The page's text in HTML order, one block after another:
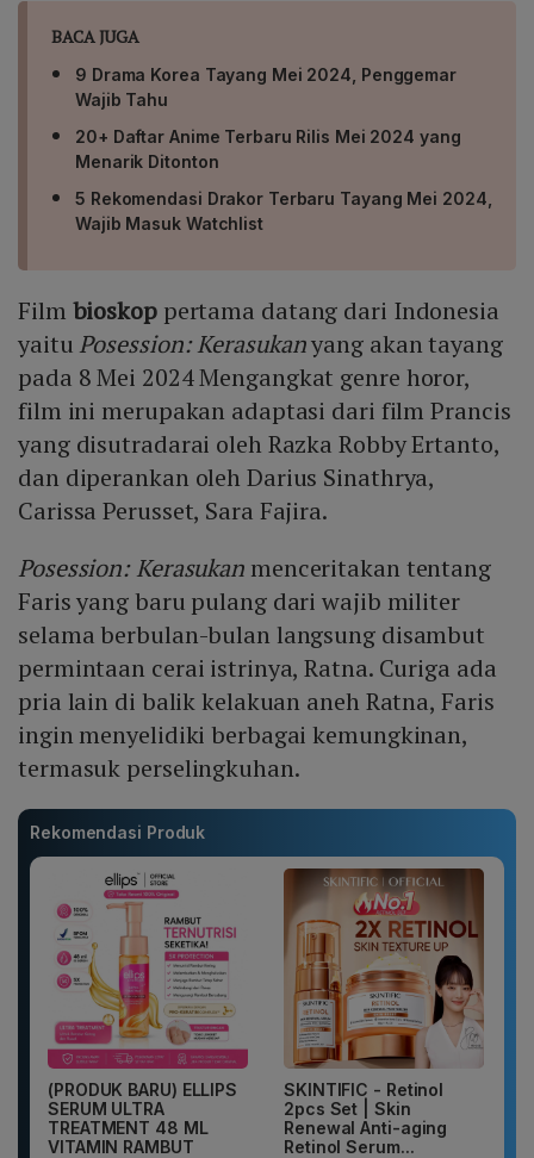
BACA JUGA
9 Drama Korea Tayang Mei 2024, Penggemar
Wajib Tahu
20+ Daftar Anime Terbaru Rilis Mei 2024 yang
Menarik Ditonton
5 Rekomendasi Drakor Terbaru Tayang Mei 2024,
Wajib Masuk Watchlist
Film bioskoppertama datang dari Indonesia
yaitu Posession: Kerasukanyang akan tayang
pada 8 Mei 2024 Mengangkat genre horor,
film ini merupakan adaptasi dari film Prancis
yang disutradarai oleh Razka Robby Ertanto,
dan diperankan oleh Darius Sinathrya,
Carissa Perusset, Sara Fajira.
Posession: Kerasukan menceritakan tentang
Faris yang baru pulang dari wajib militer
selama berbulan-bulan langsung disambut
permintaan cerai istrinya, Ratna. Curiga ada
pria lain di balik kelakuan aneh Ratna, Faris
ingin menyelidiki berbagai kemungkinan,
termasuk perselingkuhan.
Rekomendasi Produk
(PRODUK BARU) ELLIPS
SERUM ULTRA
TREATMENT 48 ML
VITAMIN RAMBUT
SKINTIFIC - Retinol
2pcs Set | Skin
Renewal Anti-aging
Retinol Serum...